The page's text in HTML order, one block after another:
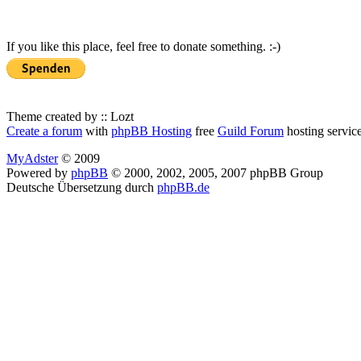
If you like this place, feel free to donate something. :-)
Theme created by :: Lozt
Create a forum with phpBB Hosting free Guild Forum hosting
MyAdster© 2009
Powered by phpBB © 2000, 2002, 2005, 2007 phpBB Group
Deutsche Übersetzung durch phpBB.de